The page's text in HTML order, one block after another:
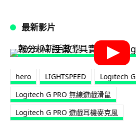
最新影片
hero LIGHTSPEED Logitech G
Logitech G PRO 無線遊戲滑鼠
Logitech G PRO 遊戲耳機麥克風